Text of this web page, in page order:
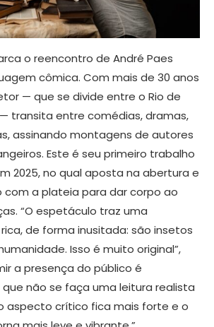
o reencontro de André Paes
cômica. Com mais de 30 anos
— que se divide entre o Rio de
transita entre comédias, dramas,
assinando montagens de autores
Este é seu primeiro trabalho
2025, no qual aposta na abertura e
com a plateia para dar corpo ao
“O espetáculo traz uma
de forma inusitada: são insetos
Isso é muito original”,
a presença do público é
não se faça uma leitura realista
aspecto crítico fica mais forte e o